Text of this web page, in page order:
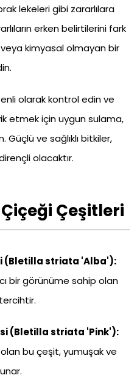
lekeleri gibi zararlılara
erken belirtilerini fark
kimyasal olmayan bir
olarak kontrol edin ve
etmek için uygun sulama,
Güçlü ve sağlıklı bitkiler,
olacaktır.
Çeşitleri
(Bletilla striata 'Alba'):
bir görünüme sahip olan
(Bletilla striata 'Pink'):
bu çeşit, yumuşak ve